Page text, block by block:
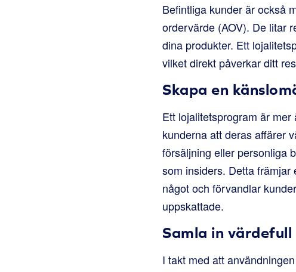
Befintliga kunder är också
ordervärde (AOV). De litar
dina produkter. Ett
vilket direkt påverkar ditt
Skapa en
Ett lojalitetsprogram är
kunderna att deras affärer
försäljning eller personliga
som insiders. Detta
något och förvandlar
uppskattade.
Samla in
I takt med att